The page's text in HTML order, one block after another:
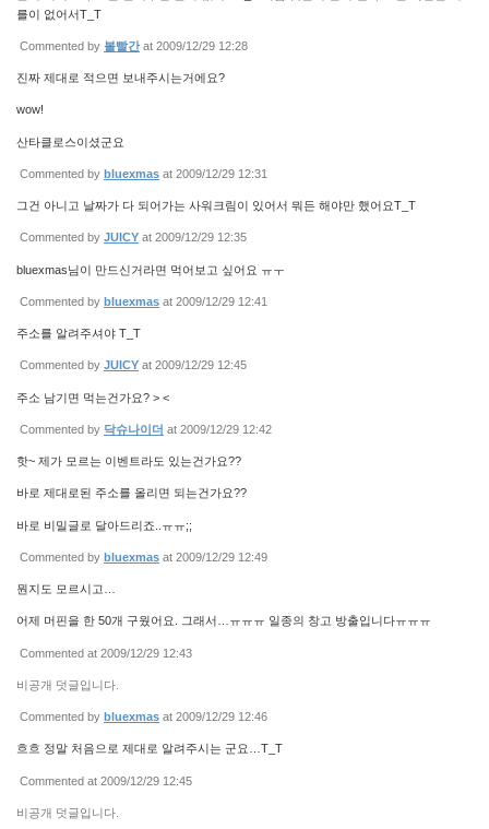
를이 없어서T_T
Commented by 볼빨간at 2009/12/29 12:28
진짜 제대로 적으면 보내주시는거에요?
wow!
산타클로스이셨군요
Commented by bluexmas at 2009/12/29 12:31
그건 아니고 날짜가 다 되어가는 사워크림이 있어서 뭐든 해야만 했어요T_T
Commented by JUICY at 2009/12/29 12:35
bluexmas님이 만드신거라면 먹어보고 싶어요 ㅠㅜ
Commented by bluexmas at 2009/12/29 12:41
주소를 알려주셔야 T_T
Commented by JUICY at 2009/12/29 12:45
주소 남기면 먹는건가요? > <
Commented by 닥슈나이더 at 2009/12/29 12:42
핫~ 제가 모르는 이벤트라도 있는건가요??
바로 제대로된 주소를 올리면 되는건가요??
바로 비밀글로 달아드리죠..ㅠㅠ;;
Commented by bluexmas at 2009/12/29 12:49
뭔지도 모르시고…
어제 머핀을 한 50개 구웠어요. 그래서…ㅠㅠㅠ 일종의 창고 방출입니다ㅠㅠㅠ
Commented at 2009/12/29 12:43
비공개 덧글입니다.
Commented by bluexmas at 2009/12/29 12:46
흐흐 정말 처음으로 제대로 알려주시는 군요…T_T
Commented at 2009/12/29 12:45
비공개 덧글입니다.